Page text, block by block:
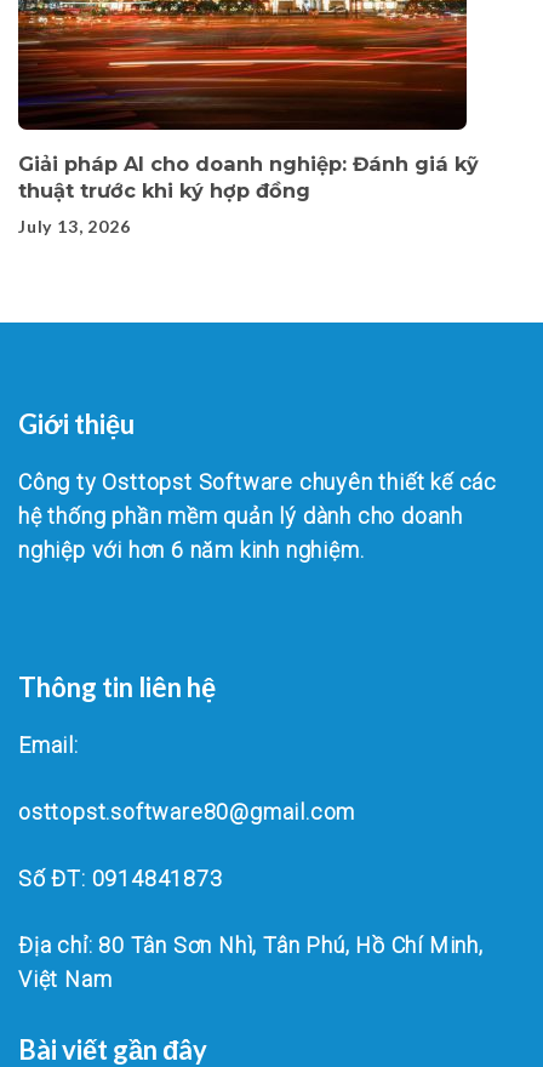
Giải pháp AI cho doanh nghiệp: Đánh giá kỹ
thuật trước khi ký hợp đồng
July 13, 2026
Giới thiệu
Công ty Osttopst Software chuyên thiết kế các
hệ thống phần mềm quản lý dành cho doanh
nghiệp với hơn 6 năm kinh nghiệm.
Thông tin liên hệ
Email:
osttopst.software80@gmail.com
Số ĐT: 0914841873
Địa chỉ: 80 Tân Sơn Nhì, Tân Phú, Hồ Chí Minh,
Việt Nam
Bài viết gần đây